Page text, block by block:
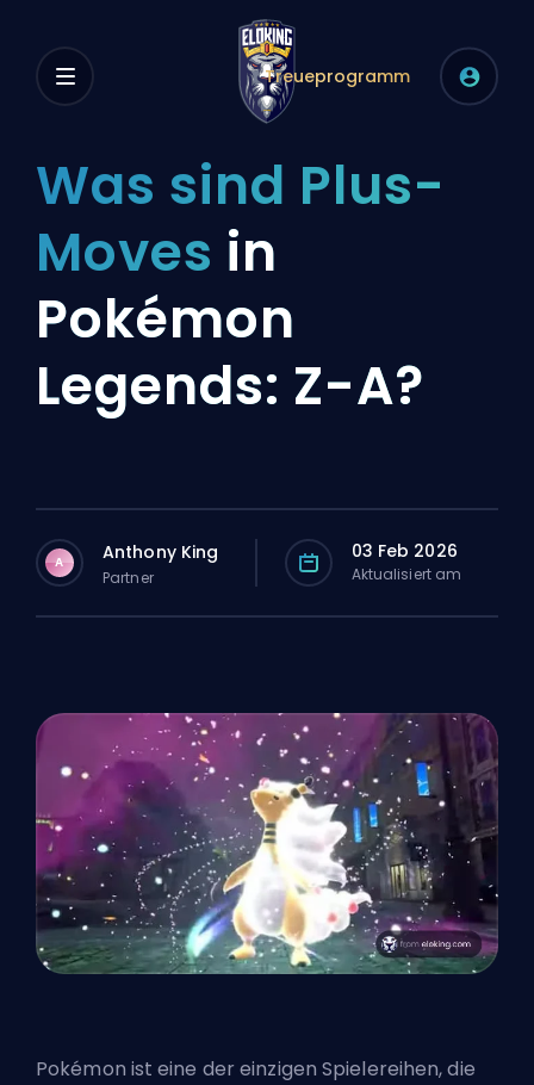
Treueprogramm
Was sind Plus-
Moves in
Pokémon
Legends: Z-A?
A Anthony King
Partner
03 Feb 2026
Aktualisiert am
Pokémon ist eine der einzigen Spielereihen, die